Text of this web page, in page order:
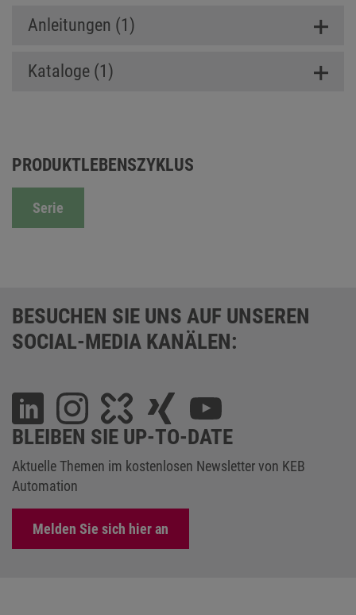
Anleitungen (1)
Kataloge (1)
PRODUKTLEBENSZYKLUS
Serie
BESUCHEN SIE UNS AUF UNSEREN
SOCIAL-MEDIA KANÄLEN:
BLEIBEN SIE UP-TO-DATE
Aktuelle Themen im kostenlosen Newsletter von KEB
Automation
Melden Sie sich hier an